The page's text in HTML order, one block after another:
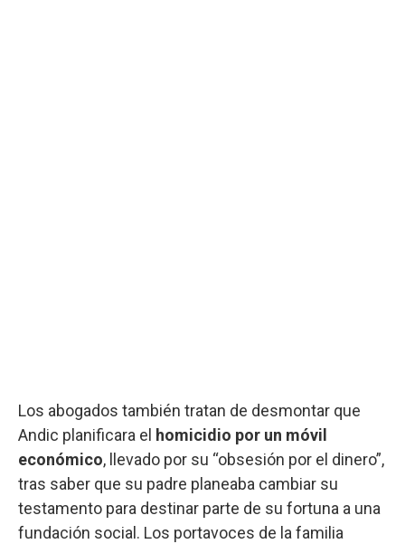
Los abogados también tratan de desmontar que
Andic planificara el homicidio por un móvil
económico, llevado por su “obsesión por el dinero”,
tras saber que su padre planeaba cambiar su
testamento para destinar parte de su fortuna a una
fundación social. Los portavoces de la familia